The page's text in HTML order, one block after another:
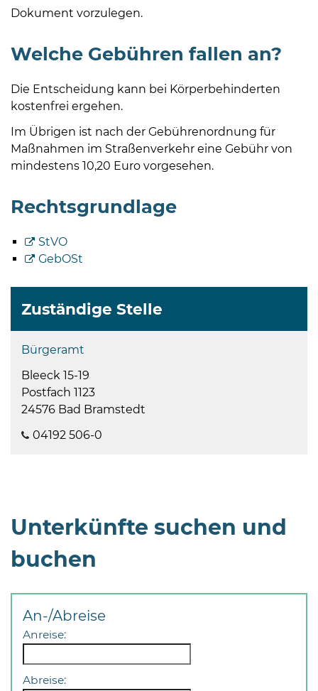
Dokument vorzulegen.
Welche Gebühren fallen an?
Die Entscheidung kann bei Körperbehinderten
kostenfrei ergehen.
Im Übrigen ist nach der Gebührenordnung für
Maßnahmen im Straßenverkehr eine Gebühr von
mindestens 10,20 Euro vorgesehen.
Rechtsgrundlage
StVO
GebOSt
Zuständige Stelle
Bürgeramt
Bleeck 15-19
Postfach 1123
24576 Bad Bramstedt
04192 506-0
Unterkünfte suchen und
buchen
An-/Abreise
Anreise:
Abreise: